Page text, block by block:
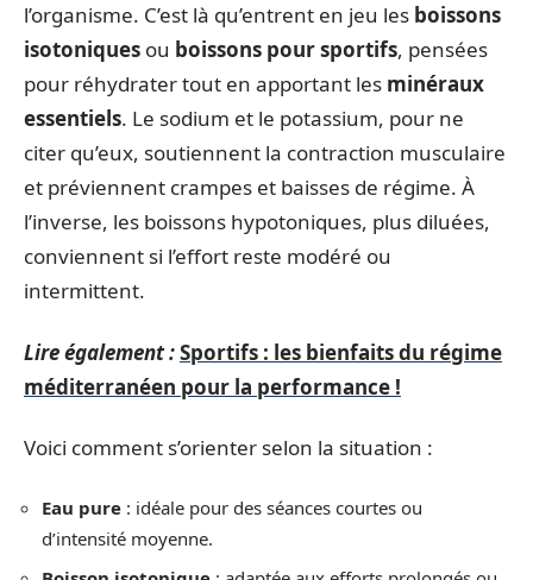
l’organisme. C’est là qu’entrent en jeu les boissons
isotoniques ou boissons pour sportifs, pensées
pour réhydrater tout en apportant les minéraux
essentiels. Le sodium et le potassium, pour ne
citer qu’eux, soutiennent la contraction musculaire
et préviennent crampes et baisses de régime. À
l’inverse, les boissons hypotoniques, plus diluées,
conviennent si l’effort reste modéré ou
intermittent.
Lire également :Sportifs : les bienfaits du régime
méditerranéen pour la performance !
Voici comment s’orienter selon la situation :
Eau pure : idéale pour des séances courtes ou
d’intensité moyenne.